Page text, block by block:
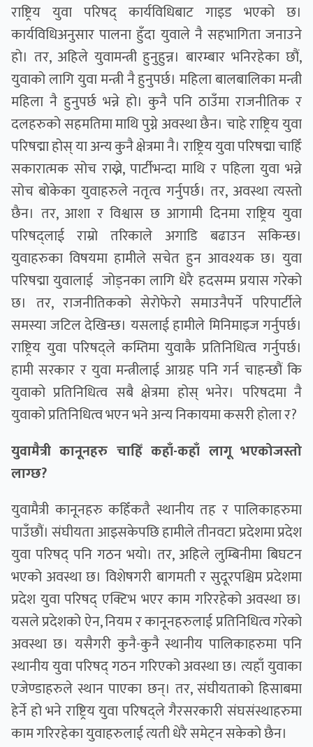
राष्ट्रिय युवा परिषद् कार्यविधिबाट गाइड भएको छ।
कार्यविधिअनुसार पालना हुँदा युवाले नै सहभागिता जनाउने
हो। तर, अहिले युवामन्त्री हुनुहुन्न। बारम्बार भनिरहेका छौं,
युवाको लागि युवा मन्त्री नै हुनुपर्छ। महिला बालबालिका मन्त्री
महिला नै हुनुपर्छ भन्ने हो। कुनै पनि ठाउँमा राजनीतिक र
दलहरुको सहमतिमा माथि पुग्ने अवस्था छैन। चाहे राष्ट्रिय युवा
परिषद्मा होस् या अन्य कुनै क्षेत्रमा नै। राष्ट्रिय युवा परिषद्मा चाहिँ
सकारात्मक सोच राख्ने, पार्टीभन्दा माथि र पहिला युवा भन्ने
सोच बोकेका युवाहरुले नतृत्व गर्नुपर्छ। तर, अवस्था त्यस्तो
छैन। तर, आशा र विश्वास छ आगामी दिनमा राष्ट्रिय युवा
परिषद्लाई राम्रो तरिकाले अगाडि बढाउन सकिन्छ।
युवाहरुका विषयमा हामीले सचेत हुन आवश्यक छ। युवा
परिषद्मा युवालाई जोड्नका लागि धेरै हदसम्म प्रयास गरेको
छ। तर, राजनीतिकको सेरोफेरो समाउनैपर्ने परिपार्टीले
समस्या जटिल देखिन्छ। यसलाई हामीले मिनिमाइज गर्नुपर्छ।
राष्ट्रिय युवा परिषद्ले कम्तिमा युवाकै प्रतिनिधित्व गर्नुपर्छ।
हामी सरकार र युवा मन्त्रीलाई आग्रह पनि गर्न चाहन्छौं कि
युवाको प्रतिनिधित्व सबै क्षेत्रमा होस् भनेर। परिषदमा नै
युवाको प्रतिनिधित्व भएन भने अन्य निकायमा कसरी होला र?
युवामैत्री कानूनहरु चाहिँ कहाँ-कहाँ लागू भएकोजस्तो
लाग्छ?
युवामैत्री कानूनहरु कहिँकतै स्थानीय तह र पालिकाहरुमा
पाउँछौं। संघीयता आइसकेपछि हामीले तीनवटा प्रदेशमा प्रदेश
युवा परिषद् पनि गठन भयो। तर, अहिले लुम्बिनीमा बिघटन
भएको अवस्था छ। विशेषगरी बागमती र सुदूरपश्चिम प्रदेशमा
प्रदेश युवा परिषद् एक्टिभ भएर काम गरिरहेको अवस्था छ।
यसले प्रदेशको ऐन, नियम र कानूनहरुलाई प्रतिनिधित्व गरेको
अवस्था छ। यसैगरी कुनै-कुनै स्थानीय पालिकाहरुमा पनि
स्थानीय युवा परिषद् गठन गरिएको अवस्था छ। त्यहाँ युवाका
एजेण्डाहरुले स्थान पाएका छन्। तर, संघीयताको हिसाबमा
हेर्ने हो भने राष्ट्रिय युवा परिषद्ले गैरसरकारी संघसंस्थाहरुमा
काम गरिरहेका युवाहरुलाई त्यती धेरै समेट्न सकेको छैन।